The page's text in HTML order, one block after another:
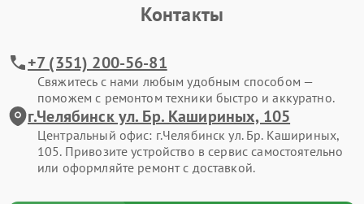
Контакты
+7 (351) 200-56-81
Свяжитесь с нами любым удобным способом —
поможем с ремонтом техники быстро и аккуратно.
г.Челябинск ул. Бр. Кашириных, 105
Центральный офис: г.Челябинск ул. Бр. Кашириных,
105. Привозите устройство в сервис самостоятельно
или оформляйте ремонт с доставкой.